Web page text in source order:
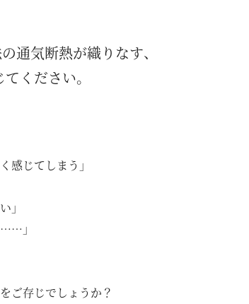
通気断熱が織りなす、
ください。
感じてしまう」
」
……」
ご存じでしょうか？